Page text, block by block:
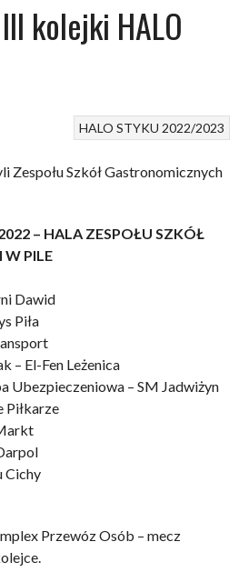
kolejki HALO
HALO STYKU 2022/2023
Zespołu Szkół Gastronomicznych
– HALA ZESPOŁU SZKÓŁ
W PILE
Dawid
Piła
– El-Fen Leżenica
Ubezpieczeniowa – SM Jadwiżyn
Piłkarze
Cichy
Przewóz Osób – mecz